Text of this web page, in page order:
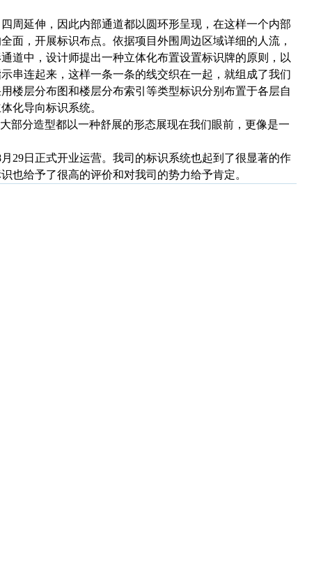
周延伸，因此内部通道都以圆环形呈现，在这样一个内部
面，开展标识布点。依据项目外围周边区域详细的人流，
道中，设计师提出一种立体化布置设置标识牌的原则，以
串连起来，这样一条一条的线交织在一起，就组成了我们
楼层分布图和楼层分布索引等类型标识分别布置于各层自
化导向标识系统。
部分造型都以一种舒展的形态展现在我们眼前，更像是一
29日正式开业运营。我司的标识系统也起到了很显著的作
也给予了很高的评价和对我司的势力给予肯定。